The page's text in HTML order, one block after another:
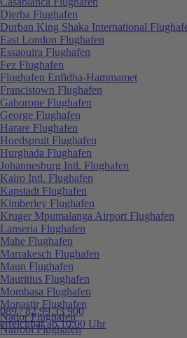
089 / 82 99 33 900
erreichbar ab 10:00 Uhr
Djerba Flughafen
Durban King Shaka International
East London Flughafen
Essaouira Flughafen
Fez Flughafen
Flughafen Enfidha-Hammamet
Francistown Flughafen
Gaborone Flughafen
George Flughafen
Harare Flughafen
Hoedspruit Flughafen
Hurghada Flughafen
Johannesburg Intl. Flughafen
Kairo Intl. Flughafen
Kapstadt Flughafen
Kimberley Flughafen
Kruger Mpumalanga Airport Flughafen
Lanseria Flughafen
Mahe Flughafen
Marrakesch Flughafen
Maun Flughafen
Mauritius Flughafen
Mombasa Flughafen
Monastir Flughafen
Nador Flughafen
Nairobi Flughafen